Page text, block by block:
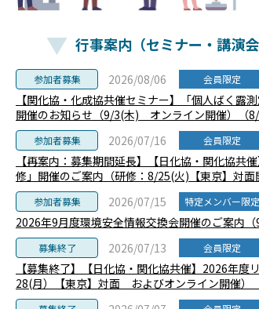
行事案内（セミナー・講演会
参加者募集 2026/08/06 会員限定
【関化協・化成協共催セミナー】「個人ばく露
開催のお知らせ（9/3(木) オンライン開催）（8/
参加者募集 2026/07/16 会員限定
【再案内：募集期間延長】【日化協・関化協共
修」開催のご案内（研修：8/25(火)【東京】対
参加者募集 2026/07/15 特定メンバー限定
2026年9月度環境安全情報交換会開催のご案内
募集終了 2026/07/13 会員限定
【募集終了】【日化協・関化協共催】2026年
28(月）【東京】対面 およびオンライン開催）